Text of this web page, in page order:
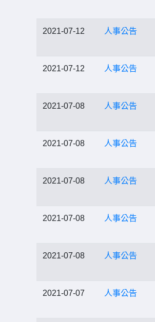
2021-07-12 人事公告
2021-07-12 人事公告
2021-07-08 人事公告
2021-07-08 人事公告
2021-07-08 人事公告
2021-07-08 人事公告
2021-07-08 人事公告
2021-07-07 人事公告